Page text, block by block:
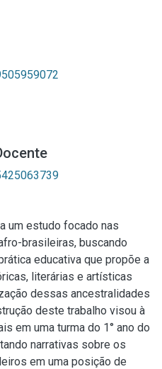
um estudo focado nas
brasileiras, buscando
educativa que propõe a
literárias e artísticas
dessas ancestralidades
deste trabalho visou à
em uma turma do 1° ano do
narrativas sobre os
em uma posição de